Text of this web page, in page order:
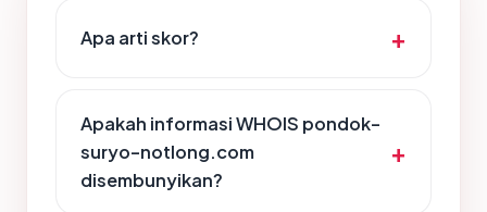
Apa arti skor?
Apakah informasi WHOIS pondok-
suryo-notlong.com
disembunyikan?